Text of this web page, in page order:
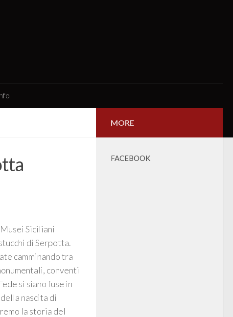
Siciliani
di Serpotta.
camminando tra
conventi
si siano fuse in
nascita di
la storia del
MORE
FACEBOOK